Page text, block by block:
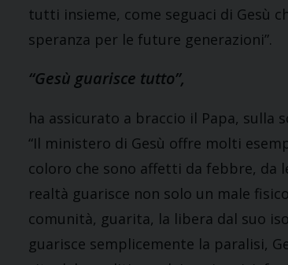
tutti insieme, come seguaci di Gesù
speranza per le future generazioni”.
“Gesù guarisce tutto”,
ha assicurato a braccio il Papa, sulla
“Il ministero di Gesù offre molti
coloro che sono affetti da febbre, da
realtà guarisce non solo un male
comunità, guarita, la libera dal suo
guarisce semplicemente la paralisi,